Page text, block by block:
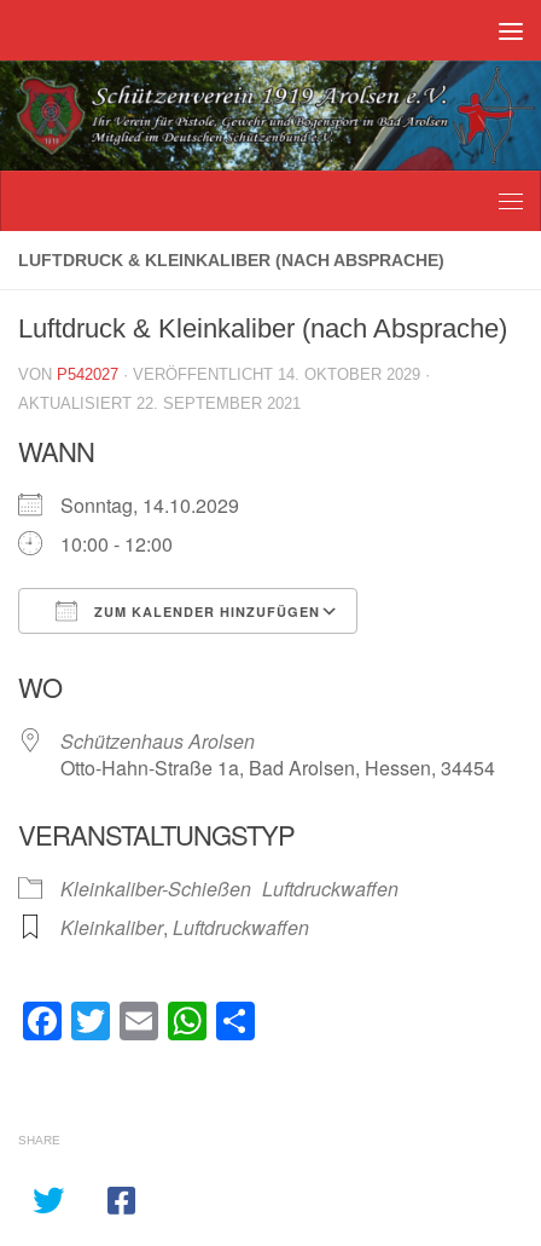
LUFTDRUCK & KLEINKALIBER (NACH ABSPRACHE)
Luftdruck & Kleinkaliber (nach Absprache)
VON P542027 · VERÖFFENTLICHT 14. OKTOBER 2029 ·
AKTUALISIERT 22. SEPTEMBER 2021
WANN
Sonntag, 14.10.2029
10:00 - 12:00
ZUM KALENDER HINZUFÜGEN
WO
Schützenhaus Arolsen
Otto-Hahn-Straße 1a, Bad Arolsen, Hessen, 34454
VERANSTALTUNGSTYP
Kleinkaliber-Schießen Luftdruckwaffen
Kleinkaliber, Luftdruckwaffen
Facebook
Twitter
EmailWhatsApp
SHARE